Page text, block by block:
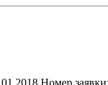
Номер заявки: